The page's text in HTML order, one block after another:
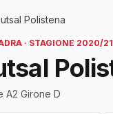
Polistena
· STAGIONE 2020/21
A2 Girone D